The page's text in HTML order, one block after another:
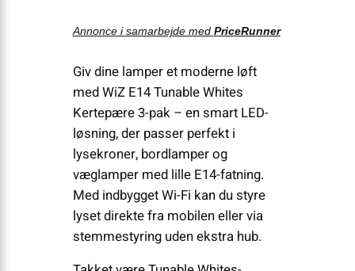
Annonce i samarbejde med PriceRunner
Giv dine lamper et moderne løft
med WiZ E14 Tunable Whites
Kertepære 3-pak – en smart LED-
løsning, der passer perfekt i
lysekroner, bordlamper og
væglamper med lille E14-fatning.
Med indbygget Wi-Fi kan du styre
lyset direkte fra mobilen eller via
stemmestyring uden ekstra hub.